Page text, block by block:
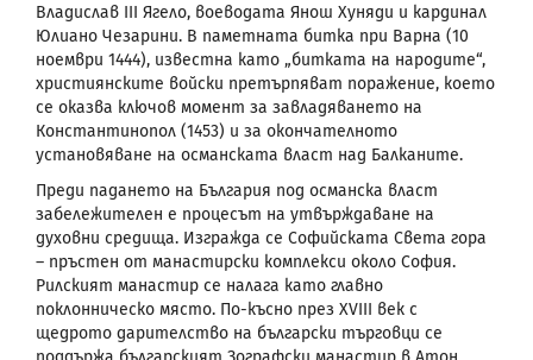
Владислав III Ягело, воеводата Янош Хуняди и кардинал
Юлиано Чезарини. В паметната битка при Варна (10
ноември 1444), известна като „битката на народите“,
християнските войски претърпяват поражение, което
се оказва ключов момент за завладяването на
Константинопол (1453) и за окончателното
установяване на османската власт над Балканите.
Преди падането на България под османска власт
забележителен е процесът на утвърждаване на
духовни средища. Изгражда се Софийската Света гора
– пръстен от манастирски комплекси около София.
Рилският манастир се налага като главно
поклонническо място. По-късно през XVIII век с
щедрото дарителство на български търговци се